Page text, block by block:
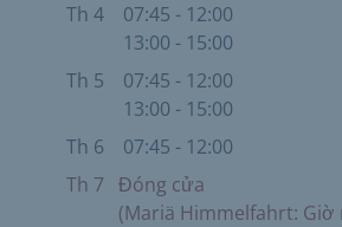
Th 4
07:45 - 12:00
13:00 - 15:00
Th 5
07:45 - 12:00
13:00 - 15:00
Th 6
07:45 - 12:00
Th 7 Đóng cửa
(Mariä Himmelfahrt: Giờ